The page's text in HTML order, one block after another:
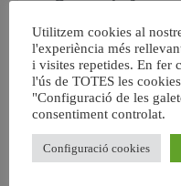
LA UNIÓ denuncia que
69% en només un any i
de costos de producció
de mesures que
d’ús professional LA
3 octubre, 2022 No hi
Utilitzem cookies al
l'experiència més
i visites repetides. En fer
l'ús de TOTES les
"Configuració de les
consentiment controlat.
Configuració cookies